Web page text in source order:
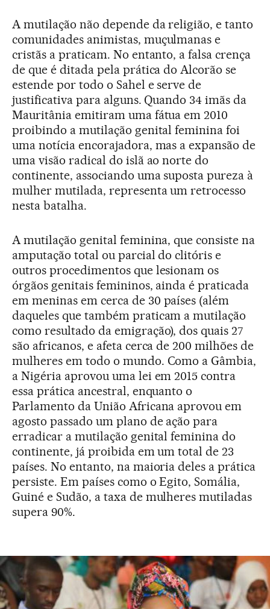
A mutilação não depende da religião, e tanto
comunidades animistas, muçulmanas e
cristãs a praticam. No entanto, a falsa crença
de que é ditada pela prática do Alcorão se
estende por todo o Sahel e serve de
justificativa para alguns. Quando 34 imãs da
Mauritânia emitiram uma fátua em 2010
proibindo a mutilação genital feminina foi
uma notícia encorajadora, mas a expansão de
uma visão radical do islã ao norte do
continente, associando uma suposta pureza à
mulher mutilada, representa um retrocesso
nesta batalha.
A mutilação genital feminina, que consiste na
amputação total ou parcial do clitóris e
outros procedimentos que lesionam os
órgãos genitais femininos, ainda é praticada
em meninas em cerca de 30 países (além
daqueles que também praticam a mutilação
como resultado da emigração), dos quais 27
são africanos, e afeta cerca de 200 milhões de
mulheres em todo o mundo. Como a Gâmbia,
a Nigéria aprovou uma lei em 2015 contra
essa prática ancestral, enquanto o
Parlamento da União Africana aprovou em
agosto passado um plano de ação para
erradicar a mutilação genital feminina do
continente, já proibida em um total de 23
países. No entanto, na maioria deles a prática
persiste. Em países como o Egito, Somália,
Guiné e Sudão, a taxa de mulheres mutiladas
supera 90%.